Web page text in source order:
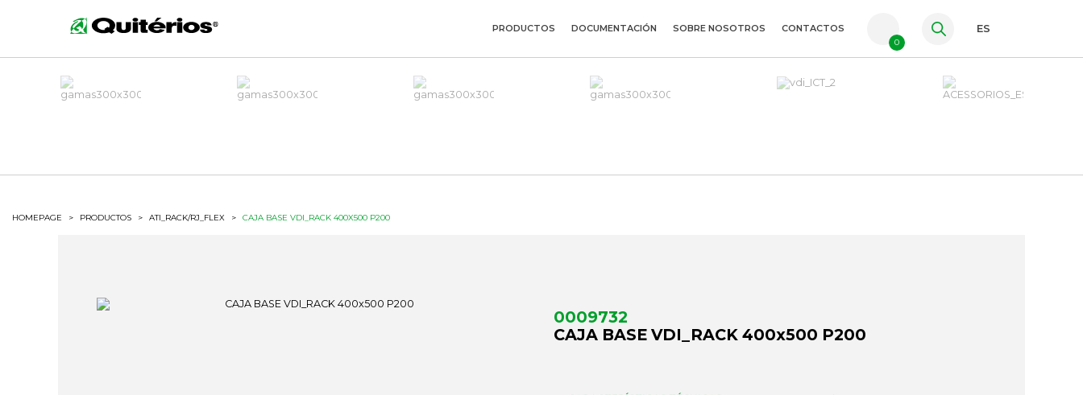
FR
PRODUCTOS DOCUMENTACIÓN SOBRE NOSOTROS CONTACTOS
0
ES
HOMEPAGE > PRODUCTOS > ATI_RACK/RJ_FLEX > CAJA BASE VDI_RACK 400X500 P200
0009732
CAJA BASE VDI_RACK 400x500 P200